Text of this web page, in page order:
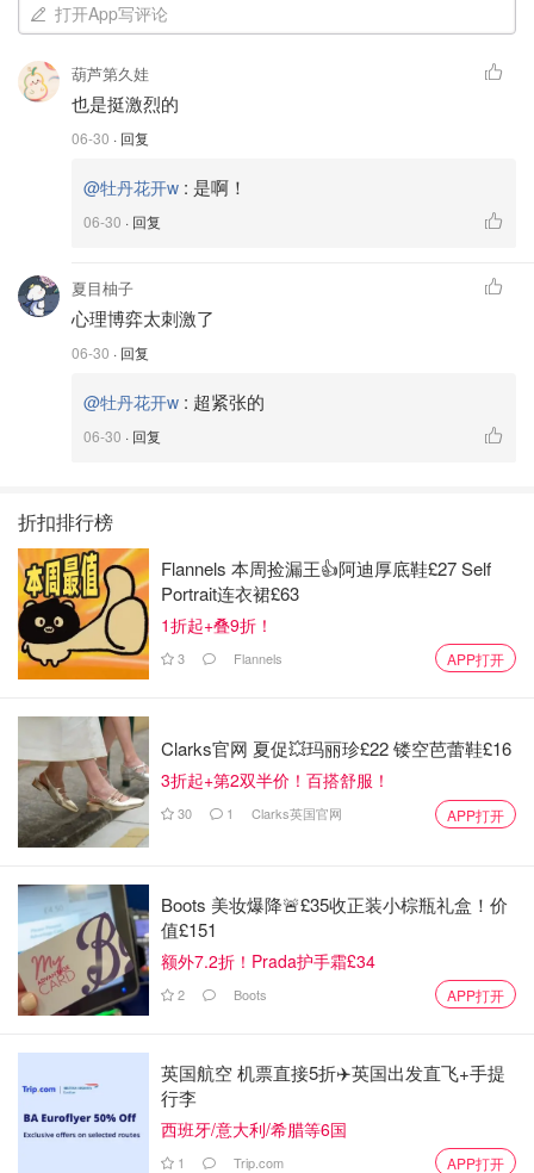
打开App写评论
葫芦第久娃
也是挺激烈的
06-30 · 回复
@牡丹花开w : 是啊！
06-30 · 回复
夏目柚子
心理博弈太刺激了
06-30 · 回复
@牡丹花开w : 超紧张的
06-30 · 回复
折扣排行榜
Flannels 本周捡漏王👍阿迪厚底鞋£27 Self
Portrait连衣裙£63
1折起+叠9折！
3 Flannels APP打开
Clarks官网 夏促💥玛丽珍£22 镂空芭蕾鞋£16
3折起+第2双半价！百搭舒服！
30 1 Clarks英国官网 APP打开
Boots 美妆爆降🚨£35收正装小棕瓶礼盒！价
值£151
额外7.2折！Prada护手霜£34
2 Boots APP打开
英国航空 机票直接5折✈️英国出发直飞+手提
行李
西班牙/意大利/希腊等6国
1 Trip.com APP打开